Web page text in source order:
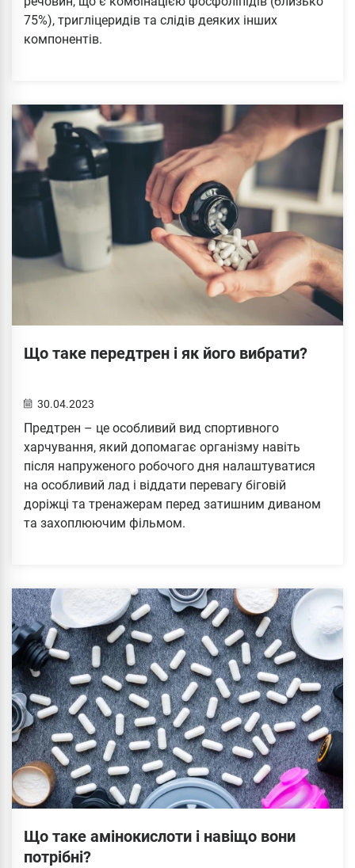
75%), тригліцеридів та слідів деяких інших
компонентів.
Що таке передтрен і як його вибрати?
30.04.2023
Предтрен – це особливий вид спортивного
харчування, який допомагає організму навіть
після напруженого робочого дня налаштуватися
на особливий лад і віддати перевагу біговій
доріжці та тренажерам перед затишним диваном
та захоплюючим фільмом.
Що таке амінокислоти і навіщо вони
потрібні?